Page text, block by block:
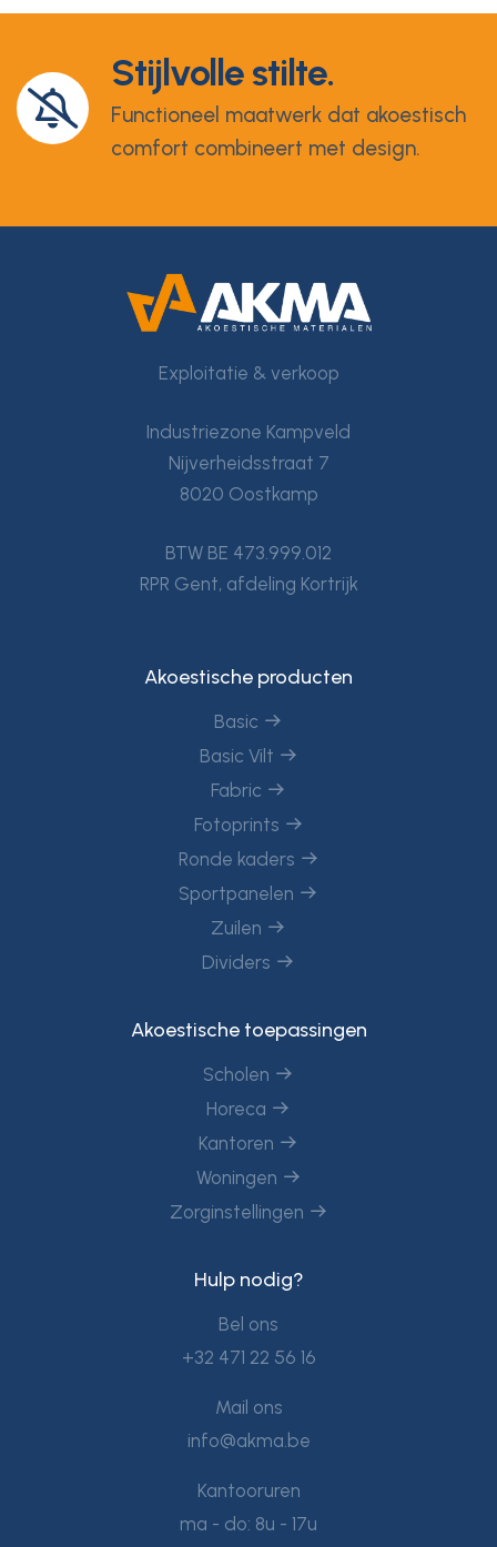
Stijlvolle stilte.
Functioneel maatwerk dat akoestisch
comfort combineert met design.
Exploitatie & verkoop
Industriezone Kampveld
Nijverheidsstraat 7
8020 Oostkamp
BTW BE 473.999.012
RPR Gent, afdeling Kortrijk
Akoestische producten
Basic
Basic Vilt
Fabric
Fotoprints
Ronde kaders
Sportpanelen
Zuilen
Dividers
Akoestische toepassingen
Scholen
Horeca
Kantoren
Woningen
Zorginstellingen
Hulp nodig?
Bel ons
+32 471 22 56 16
Mail ons
info@akma.be
Kantooruren
ma - do: 8u - 17u